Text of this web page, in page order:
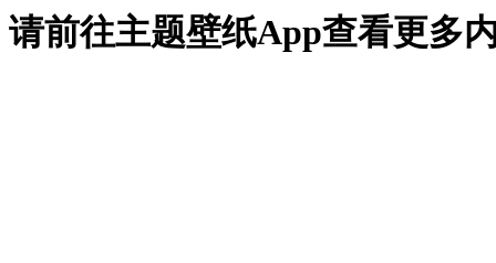
请前往主题壁纸App查看更多